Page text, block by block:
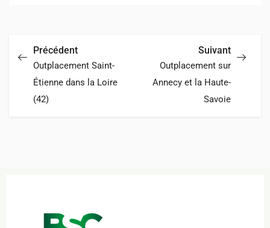
Précédent
Outplacement Saint-
Étienne dans la Loire
(42)
Suivant
Outplacement sur
Annecy et la Haute-
Savoie